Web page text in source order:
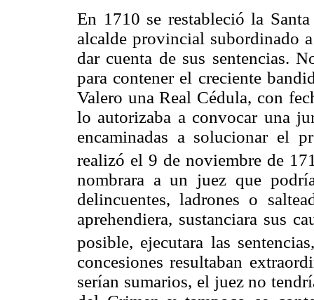
En 1710 se restableció la
alcalde provincial subordinado
dar cuenta de sus sentencias.
para contener el creciente
Valero una Real Cédula, con
lo autorizaba a convocar una
encaminadas a solucionar el
realizó el 9 de noviembre de
nombrara a un juez que
delincuentes, ladrones o
aprehendiera, sustanciara sus
posible, ejecutara las
concesiones resultaban
serían sumarios, el juez no